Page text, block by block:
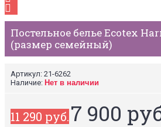
Постельное белье Ecotex
(размер семейный)
Артикул: 21-6262
Наличие: Нет в наличии
11 290 руб.7 900